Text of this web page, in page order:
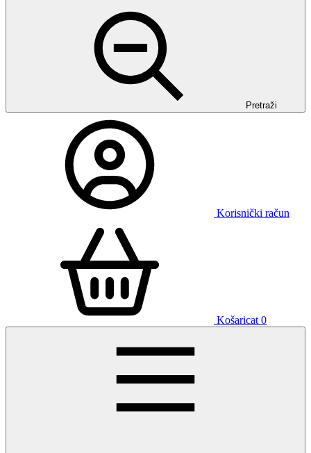
Pretraži
Korisnički račun
Košaricat 0